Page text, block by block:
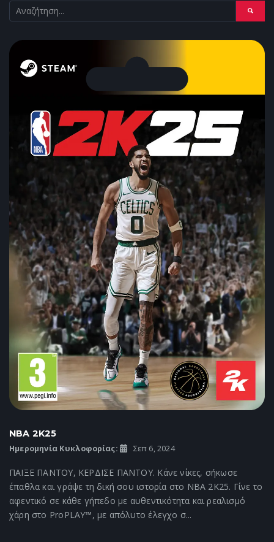
NBA 2K25
Ημερομηνία Κυκλοφορίας: Σεπ 6, 2024
ΠΑΙΞΕ ΠΑΝΤΟΥ, ΚΕΡΔΙΣΕ ΠΑΝΤΟΥ. Κάνε νίκες, σήκωσε
έπαθλα και γράψε τη δική σου ιστορία στο NBA 2K25. Γίνε το
αφεντικό σε κάθε γήπεδο με αυθεντικότητα και ρεαλισμό
χάρη στο ProPLAY™, με απόλυτο έλεγχο σ...